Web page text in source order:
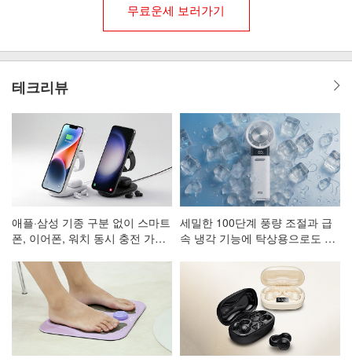
무료운세 보러가기
테크리뷰
애플·삼성 기종 구분 없이 스마트
폰, 이어폰, 워치 동시 충전 가능
세밀한 100단계 풍량 조절과 급
속 냉각 기능에 탁상용으로도 활